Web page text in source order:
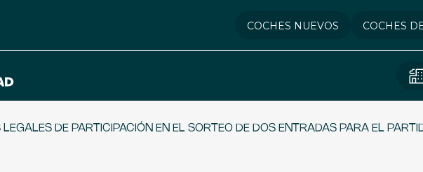
COCHES NUEVOS COCHES
LEGALES DE PARTICIPACIÓN EN EL SORTEO DE DOS ENTRADAS PARA EL